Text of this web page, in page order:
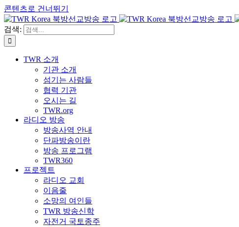
콘텐츠로 건너뛰기
검색:
TWR 소개
기관 소개
섬기는 사람들
협력 기관
오시는 길
TWR.org
라디오 방송
방송사역 안내
단파방송이란
방송 프로그램
TWR360
프로젝트
라디오 교회
이음줄
소망의 여인들
TWR 방송신학
자전거 국토종주